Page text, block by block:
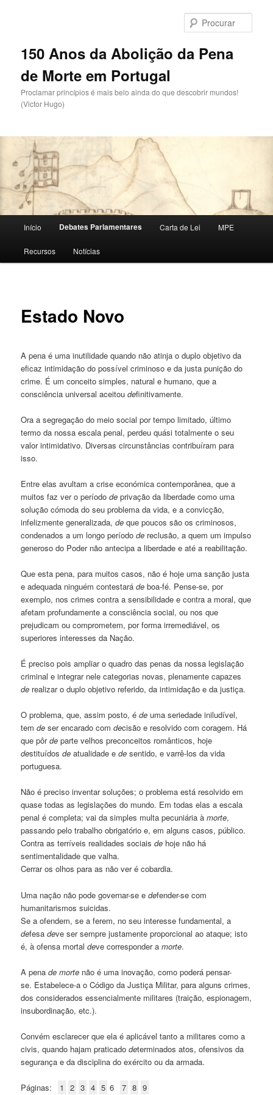
primário150 Anos da Abolição da Pena
de Morte em Portugal
Proclamar princípios é mais belo ainda do que descobrir mundos!
(Victor Hugo)
principal
Início Debates Parlamentares Carta de Lei MPE
Recursos Notícias
Estado Novo
A pena é uma inutilidade quando não atinja o duplo objetivo da
eficaz intimidação do possível criminoso e da justa punição do
crime. É um conceito simples, natural e humano, que a
consciência universal aceitoudefinitivamente.
Ora a segregação do meio social por tempo limitado, último
termo da nossa escala penal, perdeu quási totalmente o seu
valor intimidativo. Diversas circunstâncias contribuíram para
isso.
Entre elas avultam a crise económica contemporânea, que a
muitos faz ver o períodode privação da liberdade como uma
solução cómoda do seu problema da vida, e a convicção,
infelizmente generalizada,de que poucos são os criminosos,
condenados a um longo períodode reclusão, a quem um impulso
generoso do Poder não antecipa a liberdade e até a reabilitação.
Que esta pena, para muitos casos, não é hoje uma sanção justa
e adequada ninguém contestaráde boa-fé. Pense-se, por
exemplo, nos crimes contra a sensibilidade e contra a moral, que
afetam profundamente a consciência social, ou nos que
prejudicam ou comprometem, por forma irremediável, os
superiores interesses da Nação.
É preciso pois ampliar o quadro das penas da nossa legislação
criminal e integrar nele categorias novas, plenamente capazes
de realizar o duplo objetivo referido, da intimidação e da justiça.
O problema, que, assim posto, éde uma seriedade iniludível,
temde ser encarado comdecisão e resolvido com coragem. Há
que pôrde parte velhos preconceitos românticos, hoje
destituídosde atualidade ede sentido, e varrê-los da vida
portuguesa.
Não é preciso inventar soluções; o problema está resolvido em
quase todas as legislações do mundo. Em todas elas a escala
penal é completa; vai da simples multa pecuniária àmorte,
passando pelo trabalho obrigatório e, em alguns casos, público.
Contra as terríveis realidades sociaisde hoje não há
sentimentalidade que valha.
Cerrar os olhos para as não ver é cobardia.
Uma nação não pode governar-se edefender-se com
humanitarismos suicidas.
Se a ofendem, se a ferem, no seu interesse fundamental, a
defesadeve ser sempre justamente proporcional ao ataque; isto
é, à ofensa mortaldeve corresponder amorte.
A penade morte não é uma inovação, como poderá pensar-
se. Estabelece-a o Código da Justiça Militar, para alguns crimes,
dos considerados essencialmente militares (traição, espionagem,
insubordinação, etc.).
Convém esclarecer que ela é aplicável tanto a militares como a
civis, quando hajam praticadodeterminados atos, ofensivos da
segurança e da disciplina do exército ou da armada.
Páginas: 1 2 3 4 5 6 7 8 9